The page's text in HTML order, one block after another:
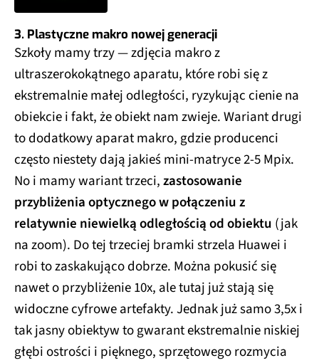
3. Plastyczne makro nowej generacji
Szkoły mamy trzy — zdjęcia makro z
ultraszerokokątnego aparatu, które robi się z
ekstremalnie małej odległości, ryzykując cienie na
obiekcie i fakt, że obiekt nam zwieje. Wariant drugi
to dodatkowy aparat makro, gdzie producenci
często niestety dają jakieś mini-matryce 2-5 Mpix.
No i mamy wariant trzeci,zastosowanie
przybliżenia optycznego w połączeniu z
relatywnie niewielką odległością od obiektu (jak
na zoom). Do tej trzeciej bramki strzela Huawei i
robi to zaskakująco dobrze. Można pokusić się
nawet o przybliżenie 10x, ale tutaj już stają się
widoczne cyfrowe artefakty. Jednak już samo 3,5x i
tak jasny obiektyw to gwarant ekstremalnie niskiej
głębi ostrości i pięknego, sprzętowego rozmycia